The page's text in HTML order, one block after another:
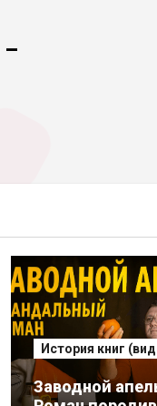
–
История книг
Заводной